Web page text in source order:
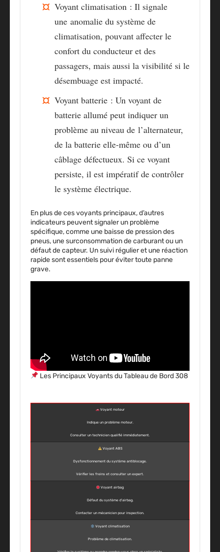
Voyant climatisation : Il signale
une anomalie du système de
climatisation, pouvant affecter le
confort du conducteur et des
passagers, mais aussi la visibilité si le
désembuage est impacté.
Voyant batterie : Un voyant de
batterie allumé peut indiquer un
problème au niveau de l’alternateur,
de la batterie elle-même ou d’un
câblage défectueux. Si ce voyant
persiste, il est impératif de contrôler
le système électrique.
En plus de ces voyants principaux, d’autres
indicateurs peuvent signaler un problème
spécifique, comme une baisse de pression des
pneus, une surconsommation de carburant ou un
défaut de capteur. Un suivi régulier et une réaction
rapide sont essentiels pour éviter toute panne
grave.
Les Principaux Voyants du Tableau de Bord 308
Voyant moteur
Indique un problème moteur.
Consulter un technicien qualifié immédiatement.
Voyant ABS
Dysfonctionnement du système antiblocage.
Vérifier les freins et consulter un expert.
Voyant airbag
Défaut du système d’airbag.
Contacter un mécanicien pour inspection.
Voyant climatisation
Problème de climatisation.